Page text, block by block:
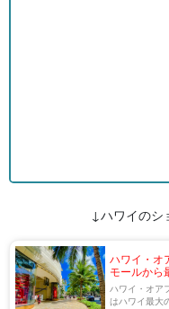
↓ハワイのシ
ハワイ・オ
モールから
ハワイ・オア
はハワイ最大